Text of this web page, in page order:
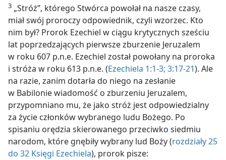
3 „Stróż”, którego Stwórca powołał na nasze czasy,
miał swój proroczy odpowiednik, czyli wzorzec. Kto
nim był? Prorok Ezechiel w ciągu krytycznych sześciu
lat poprzedzających pierwsze zburzenie Jeruzalem
w roku 607 p.n.e. Ezechiel został powołany na proroka
i stróża w roku 613 p.n.e. (Ezechiela 1:1-3; 3:17-21). Ale
na razie, zanim dotarła do niego na zesłanie
w Babilonie wiadomość o zburzeniu Jeruzalem,
przypomniano mu, że jako stróż jest odpowiedzialny
za życie członków wybranego ludu Bożego. Po
spisaniu orędzia skierowanego przeciwko siedmiu
narodom, które gnębiły wybrany lud Boży (rozdziały 25
do 32 Księgi Ezechiela), prorok pisze: